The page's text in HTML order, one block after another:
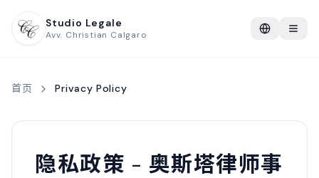
Studio Legale
Avv. Christian Calgaro
首页 Privacy Policy
隐私政策 - 奥斯塔律师事